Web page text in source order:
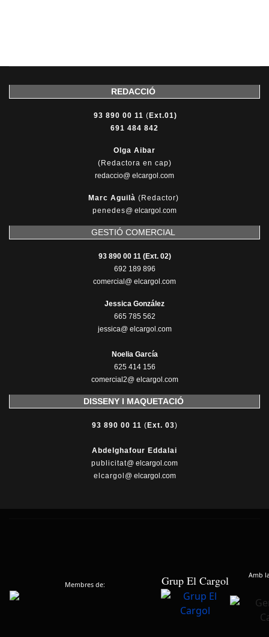
REDACCIÓ
93 890 00 11 ( Ext.01)
691 484 842
Olga Aibar
(Redactora en cap)
redaccio@ elcargol.com
Marc Aguilà (Redactor)
penedes@ elcargol.com
GESTIÓ COMERCIAL
93 890 00 11 (Ext. 02)
692 189 896
comercial@ elcargol.com
Jessica González
665 785 562
jessica@ elcargol.com
Noelia García
625 414 156
comercial2@ elcargol.com
DISSENY I MAQUETACIÓ
93 890 00 11 ( Ext. 03)
Abdelghafour Eddalai
publicitat@ elcargol.com
elcargol @ elcargol.com
Membres de: Grup El Cargol Amb